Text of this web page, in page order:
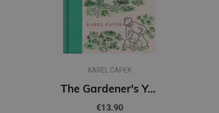
KAREL CAPEK
The Gardener's Year
€13.90